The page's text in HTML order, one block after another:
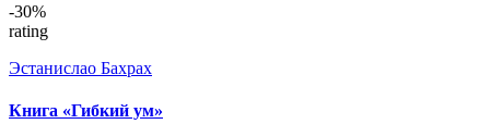
-30%
rating
Эстанислао Бахрах
Книга «Гибкий ум»